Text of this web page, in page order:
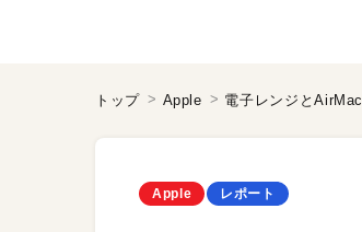
トップ Apple 電子レンジとAirMac
Apple レポート